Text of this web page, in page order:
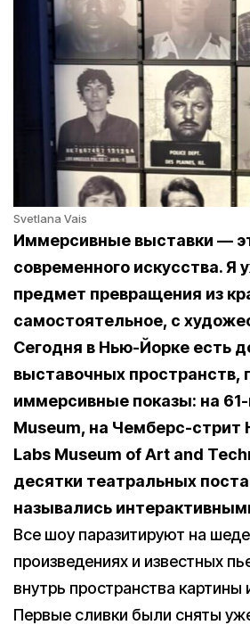
Svetlana Vais
Иммерсивные выставки —
современного искусства. Я
предмет превращения из
самостоятельное, с
Сегодня в Нью-Йорке есть
выставочных пространств,
иммерсивные показы: на
Museum, на Чемберс-стрит
Labs Museum of Art and
десятки театральных
назывались
Все шоу паразитируют на
произведениях и известных
внутрь пространства картины
Первые сливки были сняты